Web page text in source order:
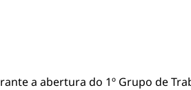
a abertura do 1º Grupo de